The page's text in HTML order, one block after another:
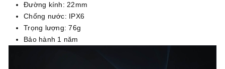
Đường kính: 22mm
Chống nước: IPX6
Trọng lượng: 76g
Bảo hành 1 năm